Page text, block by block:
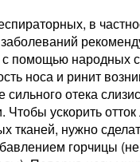
в
с помощью народных
носа и ринит
сильного отека
Чтобы ускорить
тканей, нужно
горчицы